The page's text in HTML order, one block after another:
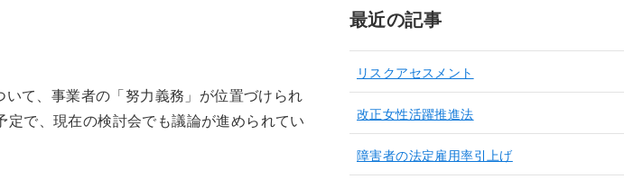
て、事業者の「努力義務」が位置づけられ
で、現在の検討会でも議論が進められてい
最近の記事
リスクアセスメント
改正女性活躍推進法
障害者の法定雇用率引上げ